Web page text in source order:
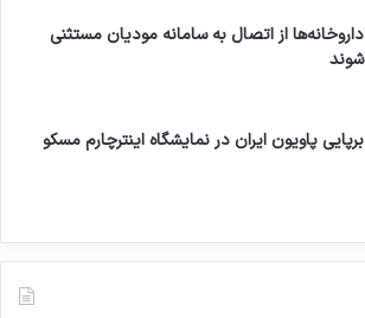
داروخانه‌ها از اتصال به سامانه مودیان مستثنی
شوند
برپایی پاویون ایران در نمایشگاه اینترچارم مسکو